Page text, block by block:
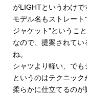
がLIGHTというわけで
モデル名もストレート
ジャケット”というこ
なので、提案されて
ね。
シャツより軽い、で
というのはテクニッ
柔らかに仕立てるの